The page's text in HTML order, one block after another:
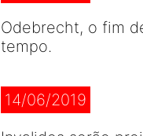
Odebrecht, o fim
tempo.
14/06/2019